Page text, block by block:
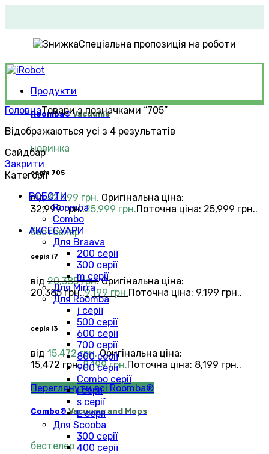
Спеціальна пропозиція на роботи
Продукти
Roomba®Vacuums
новинка
серія 705
від32,999грн. Оригінальна ціна:
32,999 грн..25,999 грн.Поточна ціна: 25,999 грн..
бестселер
серія i7
від 20,385грн. Оригінальна ціна:
20,385 грн..9,199 грн.Поточна ціна: 9,199 грн..
серія i3
від 15,472грн. Оригінальна ціна:
15,472 грн..8,199грн.Поточна ціна: 8,199 грн..
Переглянути всі Roomba®
Combo®Vacuums and Mops
бестелер
ГоловнаТовари з позначками “705”
Відображаються усі з 4 результатів
Сайдбар
Закрити
Категорії
РOБОТИ
Roomba
Combo
АКСЕСУАРИ
Для Braava
200 серії
300 серії
m серії
Для Mirra
Для Roomba
j серії
500 серії
600 серії
700 серії
800 серії
900 серії
Combo серії
i серії
s серії
Е серії
Для Scooba
300 серії
400 серії